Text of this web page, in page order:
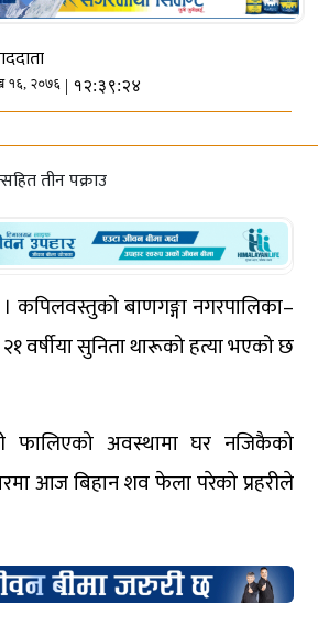
१६, २०७६ | १२:३९:२४
कपिलवस्तुको बाणगङ्गा नगरपालिका–
वर्षीया सुनिता थारूको हत्या भएको छ
फालिएको अवस्थामा घर नजिकैको
आज बिहान शव फेला परेको प्रहरीले